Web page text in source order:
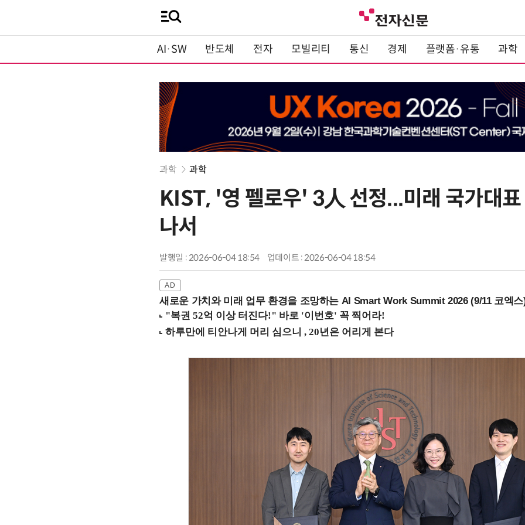
AI·SW 반도체 전자 모빌리티 통신 경제 플랫폼·유통 과학
과학 과학
KIST, '영 펠로우' 3人 선정...미래 국가대
나서
발행일 : 2026-06-04 18:54 업데이트 : 2026-06-04 18:54
새로운 가치와 미래 업무 환경을 조망하는 AI Smart Work Summit 2026 (9/11 코엑